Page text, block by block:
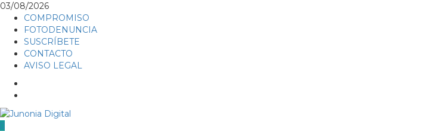
Skip
content
03/08/2026
COMPROMISO
FOTODENUNCIA
SUSCRÍBETE
CONTACTO
AVISO LEGAL